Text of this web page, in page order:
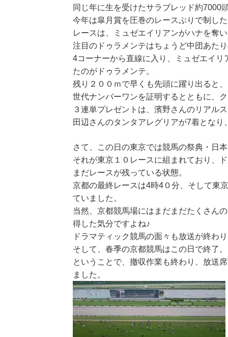
同じ年に生を受けたサラブレッド約7000
今年は皐月賞を圧巻のレースぶりで制し
レースは、ミュゼエイリアンがハナを奪
注目のドゥラメンテはちょうど中団あた
4コーナーから直線に入り、ミュゼエイ
たのがドゥラメンテ。
残り２００ｍで早くも先頭に躍り出ると
世代ナンバーワンを証明するとともに、
３連単プレゼントは、濱野さんのリアル
田辺さんのタンタアレグリアが7着とな
さて、この日の東京では競馬の祭典・日
それが東京１０レースに組まれており、
まだレースが残っている状態。
京都の最終レースは4時4０分、そして東
ていました。
当然、京都競馬場にはまだまだたくさん
得した気分ですよね♪
ドラマティック競馬の面々も放送が終わ
そして、春季の京都競馬はこの日で終了。
ということで、撤収作業も終わり、放送
ました。